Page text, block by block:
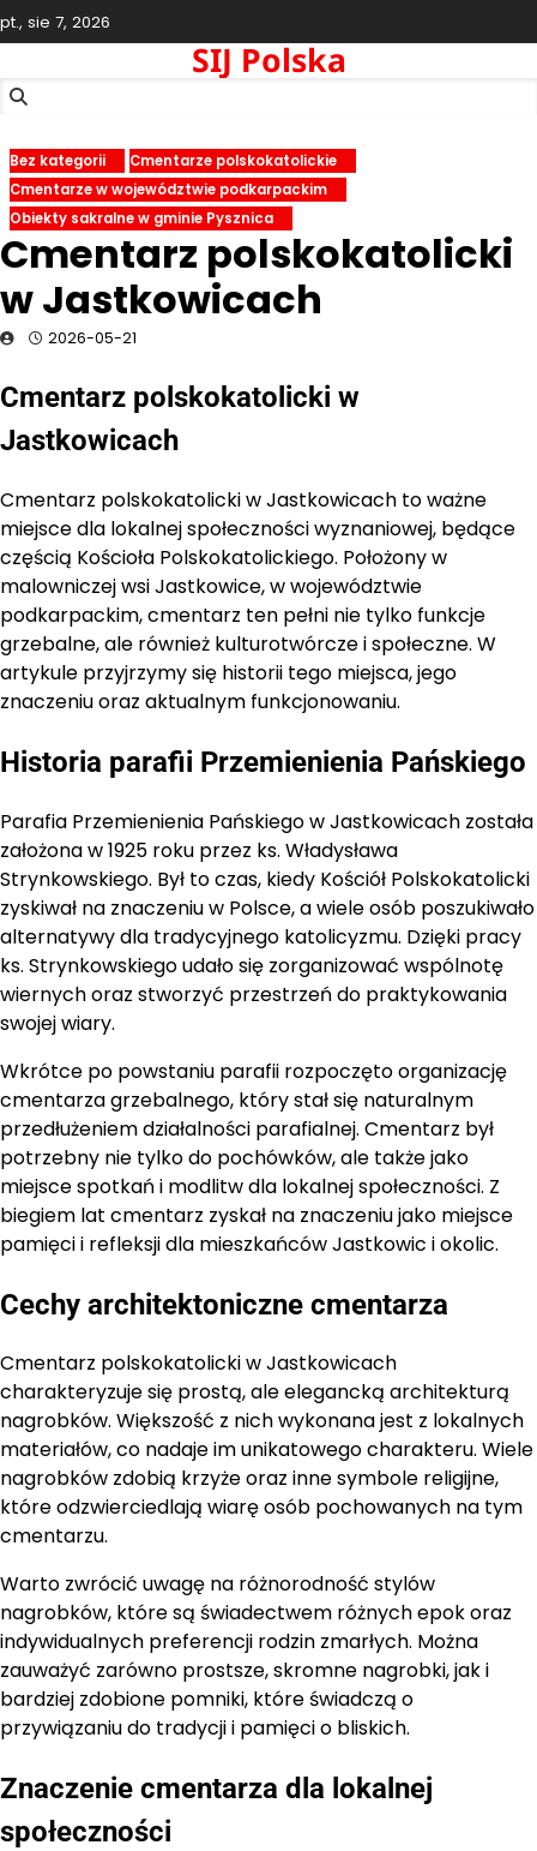
Skip
to
pt., sie 7, 2026
SIJ Polska
Bez kategorii
Cmentarze polskokatolickie
Cmentarze w województwie podkarpackim
Obiekty sakralne w gminie Pysznica
Cmentarz polskokatolicki
w Jastkowicach
2026-05-21
Cmentarz polskokatolicki w
Jastkowicach
Cmentarz polskokatolicki w Jastkowicach to ważne
miejsce dla lokalnej społeczności wyznaniowej, będące
częścią Kościoła Polskokatolickiego. Położony w
malowniczej wsi Jastkowice, w województwie
podkarpackim, cmentarz ten pełni nie tylko funkcje
grzebalne, ale również kulturotwórcze i społeczne. W
artykule przyjrzymy się historii tego miejsca, jego
znaczeniu oraz aktualnym funkcjonowaniu.
Historia parafii Przemienienia Pańskiego
Parafia Przemienienia Pańskiego w Jastkowicach została
założona w 1925 roku przez ks. Władysława
Strynkowskiego. Był to czas, kiedy Kościół Polskokatolicki
zyskiwał na znaczeniu w Polsce, a wiele osób poszukiwało
alternatywy dla tradycyjnego katolicyzmu. Dzięki pracy
ks. Strynkowskiego udało się zorganizować wspólnotę
wiernych oraz stworzyć przestrzeń do praktykowania
swojej wiary.
Wkrótce po powstaniu parafii rozpoczęto organizację
cmentarza grzebalnego, który stał się naturalnym
przedłużeniem działalności parafialnej. Cmentarz był
potrzebny nie tylko do pochówków, ale także jako
miejsce spotkań i modlitw dla lokalnej społeczności. Z
biegiem lat cmentarz zyskał na znaczeniu jako miejsce
pamięci i refleksji dla mieszkańców Jastkowic i okolic.
Cechy architektoniczne cmentarza
Cmentarz polskokatolicki w Jastkowicach
charakteryzuje się prostą, ale elegancką architekturą
nagrobków. Większość z nich wykonana jest z lokalnych
materiałów, co nadaje im unikatowego charakteru. Wiele
nagrobków zdobią krzyże oraz inne symbole religijne,
które odzwierciedlają wiarę osób pochowanych na tym
cmentarzu.
Warto zwrócić uwagę na różnorodność stylów
nagrobków, które są świadectwem różnych epok oraz
indywidualnych preferencji rodzin zmarłych. Można
zauważyć zarówno prostsze, skromne nagrobki, jak i
bardziej zdobione pomniki, które świadczą o
przywiązaniu do tradycji i pamięci o bliskich.
Znaczenie cmentarza dla lokalnej
społeczności